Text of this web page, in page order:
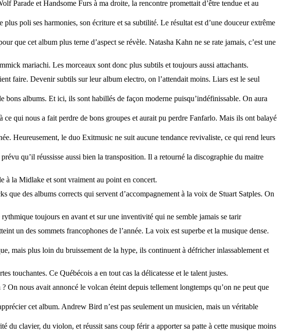
Parade et Handsome Furs à ma droite, la rencontre promettait d’être tendue et au
poli ses harmonies, son écriture et sa subtilité. Le résultat est d’une douceur extrême
que cet album plus terne d’aspect se révèle. Natasha Kahn ne se rate jamais, c’est une
mariachi. Les morceaux sont donc plus subtils et toujours aussi attachants.
faire. Devenir subtils sur leur album electro, on l’attendait moins. Liars est le seul
bons albums. Et ici, ils sont habillés de façon moderne puisqu’indéfinissable. On aura
qui nous a fait perdre de bons groupes et aurait pu perdre Fanfarlo. Mais ils ont balayé
Heureusement, le duo Exitmusic ne suit aucune tendance revivaliste, ce qui rend leurs
qu’il réussisse aussi bien la transposition. Il a retourné la discographie du maitre
à la Midlake et sont vraiment au point en concert.
que des albums corrects qui servent d’accompagnement à la voix de Stuart Satples. On
toujours en avant et sur une inventivité qui ne semble jamais se tarir
un des sommets francophones de l’année. La voix est superbe et la musique dense.
mais plus loin du bruissement de la hype, ils continuent à défricher inlassablement et
touchantes. Ce Québécois a en tout cas la délicatesse et le talent justes.
On nous avait annoncé le volcan éteint depuis tellement longtemps qu’on ne peut que
cet album. Andrew Bird n’est pas seulement un musicien, mais un véritable
clavier, du violon, et réussit sans coup férir a apporter sa patte à cette musique moins